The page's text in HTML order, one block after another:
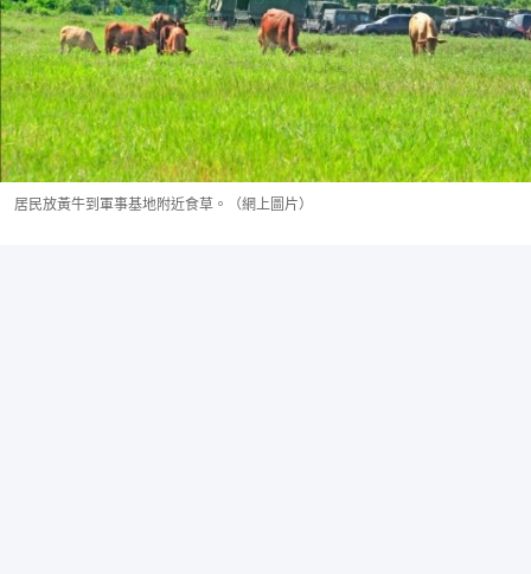
居民放黃牛到軍事基地附近食草。（網上圖片）